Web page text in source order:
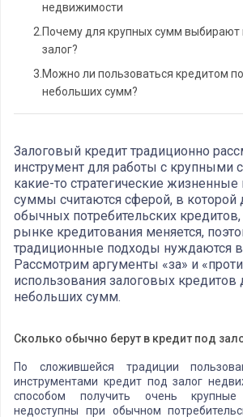
недвижимости
2. Почему для крупных сумм выбирают
залог?
3. Можно ли пользоваться кредитом
небольших сумм?
Залоговый кредит традиционно
инструмент для работы с крупными
какие-то стратегические
суммы считаются сферой, в которой
обычных потребительских кредитов,
рынке кредитования меняется,
традиционные подходы нуждаются в
Рассмотрим аргументы «за» и
использования залоговых кредитов
небольших сумм.
Сколько обычно берут в кредит под
По сложившейся традиции
инструментами кредит под залог
способом получить очень
недоступны при обычном